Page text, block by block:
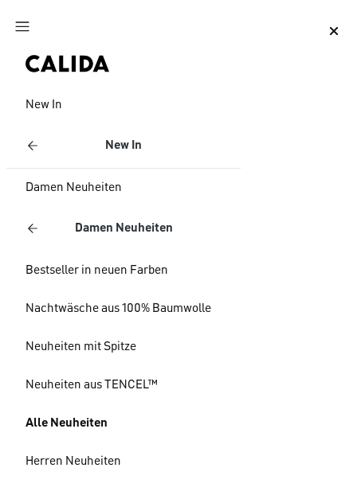
Zum Hauptinhalt springen
New In
New In
Damen Neuheiten
Damen Neuheiten
Bestseller in neuen Farben
Nachtwäsche aus 100% Baumwolle
Neuheiten mit Spitze
Neuheiten aus TENCEL™
Alle Neuheiten
Herren Neuheiten